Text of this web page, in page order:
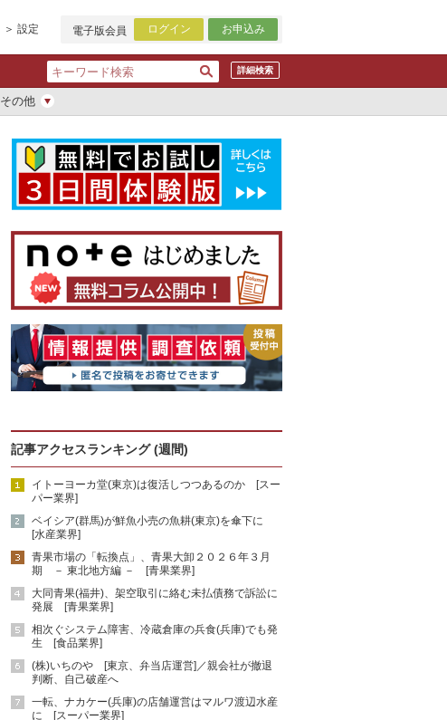
設定 電子版会員 ログイン お申込み
詳細検索
その他
記事アクセスランキング (週間)
イトーヨーカ堂(東京)は復活しつつあるのか [スー
パー業界]
ベイシア(群馬)が鮮魚小売の魚耕(東京)を傘下に
[水産業界]
青果市場の「転換点」、青果大卸２０２６年３月
期 － 東北地方編 － [青果業界]
大同青果(福井)、架空取引に絡む未払債務で訴訟に
発展 [青果業界]
相次ぐシステム障害、冷蔵倉庫の兵食(兵庫)でも発
生 [食品業界]
(株)いちのや [東京、弁当店運営]／親会社が撤退
判断、自己破産へ
一転、ナカケー(兵庫)の店舗運営はマルワ渡辺水産
に [スーパー業界]